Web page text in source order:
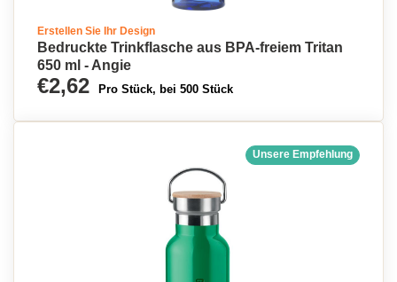
Erstellen Sie Ihr Design
Bedruckte Trinkflasche aus BPA-freiem Tritan
650 ml - Angie
€2,62 Pro Stück, bei 500 Stück
Unsere Empfehlung